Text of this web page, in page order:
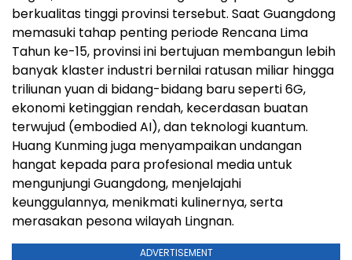
berkualitas tinggi provinsi tersebut. Saat Guangdong
memasuki tahap penting periode Rencana Lima
Tahun ke-15, provinsi ini bertujuan membangun lebih
banyak klaster industri bernilai ratusan miliar hingga
triliunan yuan di bidang-bidang baru seperti 6G,
ekonomi ketinggian rendah, kecerdasan buatan
terwujud (embodied AI), dan teknologi kuantum.
Huang Kunming juga menyampaikan undangan
hangat kepada para profesional media untuk
mengunjungi Guangdong, menjelajahi
keunggulannya, menikmati kulinernya, serta
merasakan pesona wilayah Lingnan.
ADVERTISEMENT